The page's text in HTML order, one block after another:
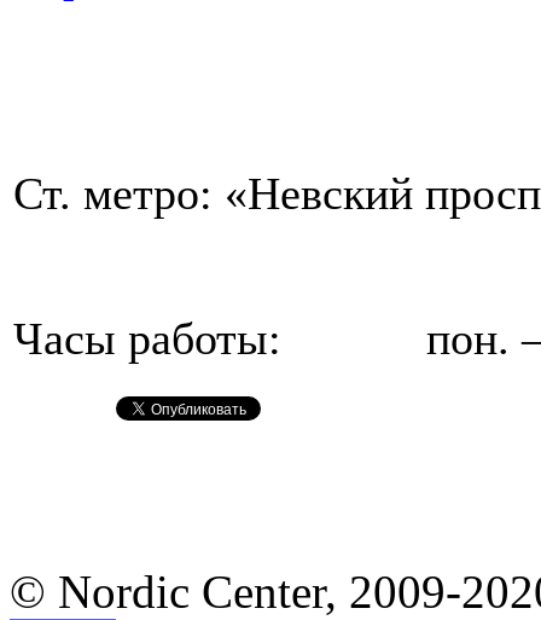
Ст. метро: «Невский
Часы работы: пон. –
© Nordic Center, 2009-